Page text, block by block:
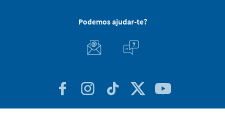
Podemos ajudar-te?